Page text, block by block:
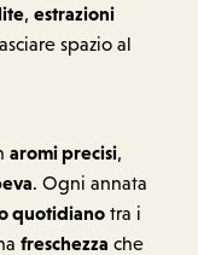
,estrazioni
spazio al
aromi precisi,
. Ogni annata
quotidiano tra i
freschezza che